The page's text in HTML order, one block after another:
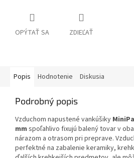
OPÝTAŤ SA ZDIEĽAŤ
Popis Hodnotenie Diskusia
Podrobný popis
Vzduchom napustené vankúšiky
mm spoľahlivo fixujú balený tovar v
nárazom a otrasom pri preprave.
perfektné na zabalenie keramiky,